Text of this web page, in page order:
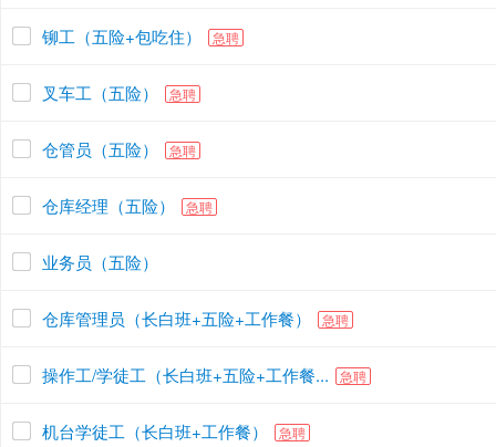
铆工（五险+包吃住） 急聘
叉车工（五险） 急聘
仓管员（五险） 急聘
仓库经理（五险） 急聘
业务员（五险）
仓库管理员（长白班+五险+工作餐） 急聘
操作工/学徒工（长白班+五险+工作餐... 急聘
机台学徒工（长白班+工作餐） 急聘